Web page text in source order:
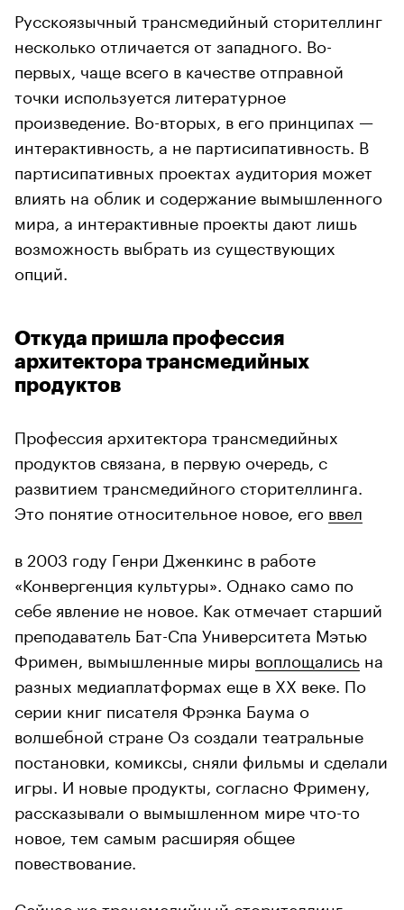
Русскоязычный трансмедийный сторителлинг
несколько отличается от западного. Во-
первых, чаще всего в качестве отправной
точки используется литературное
произведение. Во-вторых, в его принципах —
интерактивность, а не партисипативность. В
партисипативных проектах аудитория может
влиять на облик и содержание вымышленного
мира, а интерактивные проекты дают лишь
возможность выбрать из существующих
опций.
Откуда пришла профессия
архитектора трансмедийных
продуктов
Профессия архитектора трансмедийных
продуктов связана, в первую очередь, с
развитием трансмедийного сторителлинга.
Это понятие относительное новое, его ввел
в 2003 году Генри Дженкинс в работе
«Конвергенция культуры». Однако само по
себе явление не новое. Как отмечает старший
преподаватель Бат-Спа Университета Мэтью
Фримен, вымышленные миры воплощались на
разных медиаплатформах еще в XX веке. По
серии книг писателя Фрэнка Баума о
волшебной стране Оз создали театральные
постановки, комиксы, сняли фильмы и сделали
игры. И новые продукты, согласно Фримену,
рассказывали о вымышленном мире что-то
новое, тем самым расширяя общее
повествование.